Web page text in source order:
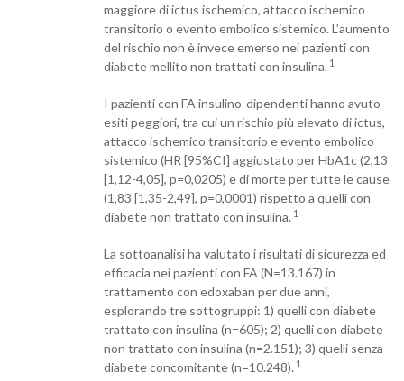
maggiore di ictus ischemico, attacco ischemico
transitorio o evento embolico sistemico. L’aumento
del rischio non è invece emerso nei pazienti con
diabete mellito non trattati con insulina. 1
I pazienti con FA insulino-dipendenti hanno avuto
esiti peggiori, tra cui un rischio più elevato di ictus,
attacco ischemico transitorio e evento embolico
sistemico (HR [95%CI] aggiustato per HbA1c (2,13
[1,12-4,05], p=0,0205) e di morte per tutte le cause
(1,83 [1,35-2,49], p=0,0001) rispetto a quelli con
diabete non trattato con insulina. 1
La sottoanalisi ha valutato i risultati di sicurezza ed
efficacia nei pazienti con FA (N=13.167) in
trattamento con edoxaban per due anni,
esplorando tre sottogruppi: 1) quelli con diabete
trattato con insulina (n=605); 2) quelli con diabete
non trattato con insulina (n=2.151); 3) quelli senza
diabete concomitante (n=10.248). 1